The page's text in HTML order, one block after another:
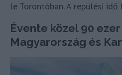
le Torontóban. A repülési
Évente közel 90
Magyarország és